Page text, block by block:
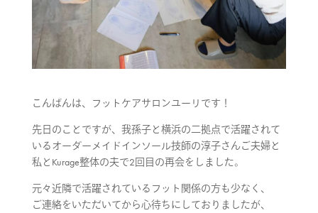
こんばんは、フットケアサロンユーリです！
先日のことですが、我孫子と横浜の二拠点で活躍されて
いるオーダーメイドインソール技師の淳子さんご夫婦と
私とKurage整体の夫で2回目の再会をしました。
元々近隣で活躍されているフット関係の方も少なく、
ご連絡をいただいてから心待ちにしておりましたが、